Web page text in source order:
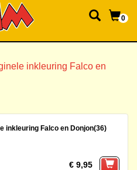
0
inkleuring Falco en
inkleuring Falco en Donjon(36)
€ 9,95